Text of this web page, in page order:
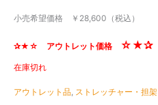
小売希望価格 ￥28,600（税込）
✰★☆ アウトレット価格 ☆ ★✰
在庫切れ
アウトレット品, ストレッチャー・担架